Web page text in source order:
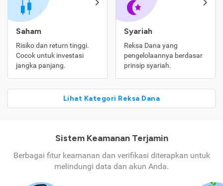
Saham
Risiko dan return tinggi.
Cocok untuk investasi
jangka panjang.
Syariah
Reksa Dana yang
pengelolaannya berdasar
prinsip syariah.
Lihat Kategori Reksa Dana
Sistem Keamanan Terjamin
Berbagai fitur keamanan dan verifikasi diterapkan untuk
melindungi data dan akun Anda.